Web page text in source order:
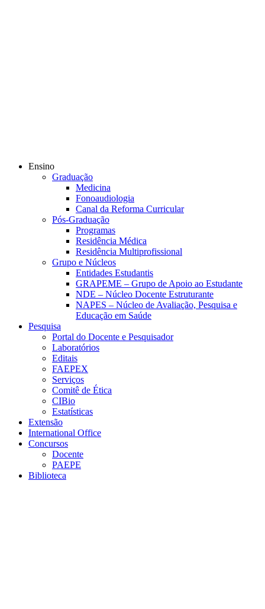
Ensino
Graduação
Medicina
Fonoaudiologia
Canal da Reforma Curricular
Pós-Graduação
Programas
Residência Médica
Residência Multiprofissional
Grupo e Núcleos
Entidades Estudantis
GRAPEME – Grupo de Apoio ao Estudante
NDE – Núcleo Docente Estruturante
NAPES – Núcleo de Avaliação, Pesquisa e
Educação em Saúde
Pesquisa
Portal do Docente e Pesquisador
Laboratórios
Editais
FAEPEX
Serviços
Comitê de Ética
CIBio
Estatísticas
Extensão
International Office
Concursos
Docente
PAEPE
Biblioteca